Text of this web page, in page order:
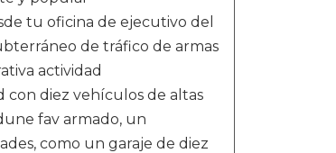
tu oficina de ejecutivo del
de tráfico de armas
actividad
con diez vehículos de altas
fav armado, un
como un garaje de diez